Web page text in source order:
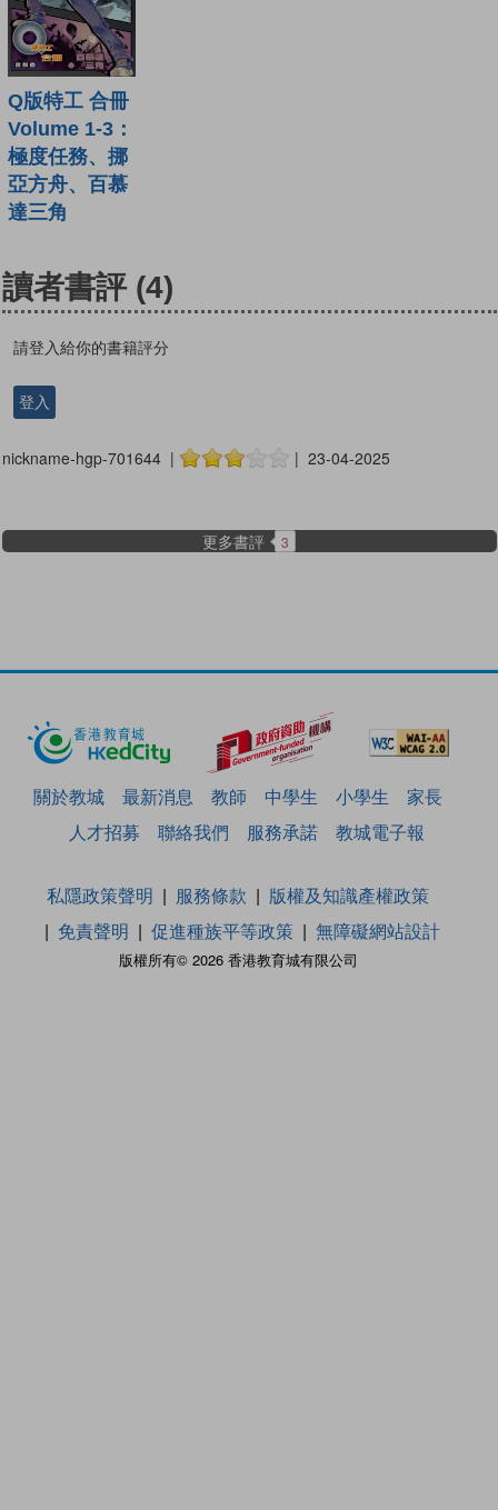
Q版特工 合冊
Volume 1-3：
極度任務、挪
亞方舟、百慕
達三角
讀者書評 (4)
請登入給你的書籍評分
登入
nickname-hgp-701644 | | 23-04-2025
更多書評 3
關於教城 最新消息 教師 中學生 小學生
家長
人才招募
聯絡我們 服務承諾 教城電子報
版權所有© 2026 香港教育城有限公司
私隱政策聲明 服務條款
版權及知識產權政策
免責聲明
促進種族平等政策 無障礙網站設計